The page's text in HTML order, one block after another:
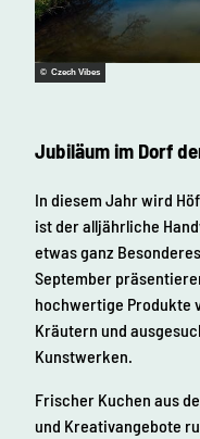
© Czech Vibes
Jubiläum im Dorf
In diesem Jahr wird
ist der alljährliche
etwas ganz
September
hochwertige Produkte
Kräutern und
Kunstwerken.
Frischer Kuchen aus
und Kreativangebote